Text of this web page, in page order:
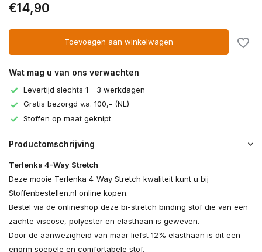
€14,90
Toevoegen aan winkelwagen
Wat mag u van ons verwachten
Levertijd slechts 1 - 3 werkdagen
Gratis bezorgd v.a. 100,- (NL)
Stoffen op maat geknipt
Productomschrijving
Terlenka 4-Way Stretch
Deze mooie Terlenka 4-Way Stretch kwaliteit kunt u bij
Stoffenbestellen.nl online kopen.
Bestel via de onlineshop deze bi-stretch binding stof die van een
zachte viscose, polyester en elasthaan is geweven.
Door de aanwezigheid van maar liefst 12% elasthaan is dit een
enorm soepele en comfortabele stof.